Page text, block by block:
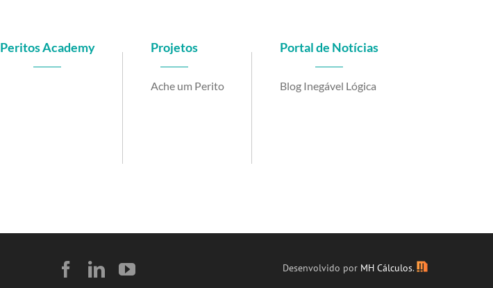
Peritos Academy Projetos
Ache um Perito
Portal de Notícias
Blog Inegável Lógica
Desenvolvido por MH Cálculos.
Facebook
LinkedInYouTube